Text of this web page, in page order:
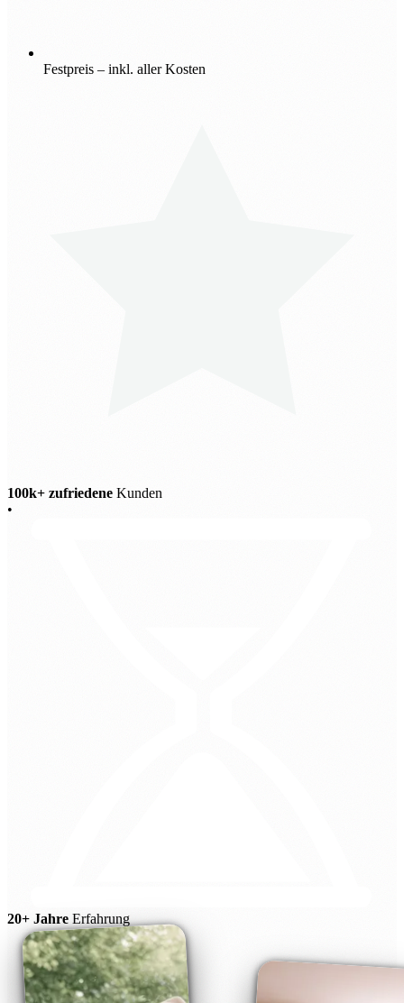
Festpreis – inkl. aller Kosten
100k+ zufriedene Kunden
•
20+ Jahre Erfahrung